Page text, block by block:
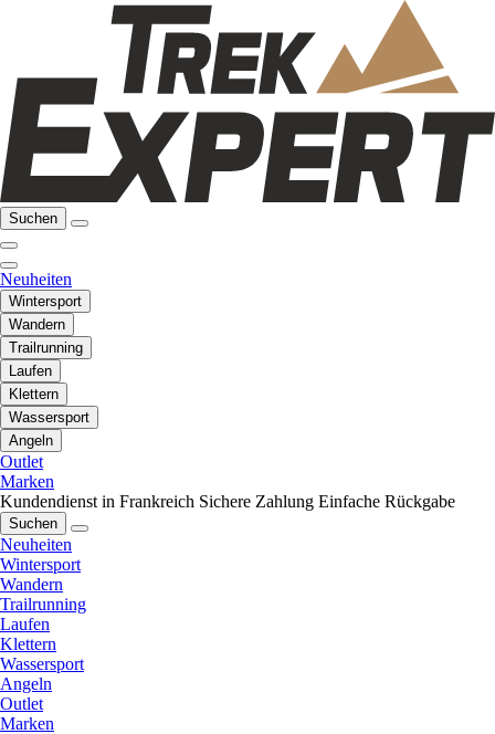
Suchen
Neuheiten
Wintersport
Wandern
Trailrunning
Laufen
Klettern
Wassersport
Angeln
Outlet
Marken
Kundendienst in Frankreich Sichere Zahlung Einfache Rückgabe
Suchen
Neuheiten
Wintersport
Wandern
Trailrunning
Laufen
Klettern
Wassersport
Angeln
Outlet
Marken